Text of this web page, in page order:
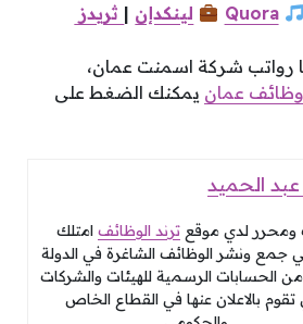
Quora لينكدإن | ثريدز
رواتب شركة اسمنت عمان،
وظائف عمان يمكنك الضغط على
الحميد
ومحرر لدي موقع ترند الوظائف امتلك
جمع ونشر الوظائف الشاغرة في الدولة
من الحسابات الرسمية للهيئات والشركات
تقوم بالاعلان عنها في القطاع الخاص